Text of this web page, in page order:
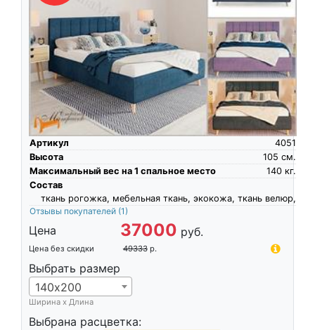
Артикул
4051
Высота
см.
105
Максимальный вес на 1 спальное место
кг.
140
Состав
ткань рогожка, мебельная ткань, экокожа, ткань велюр,
Отзывы покупателей (1)
Цена 37000 руб.
Цена без скидки 49333 р.
Выбрать размер
140х200
Ширина х Длина
Выбрана расцветка: